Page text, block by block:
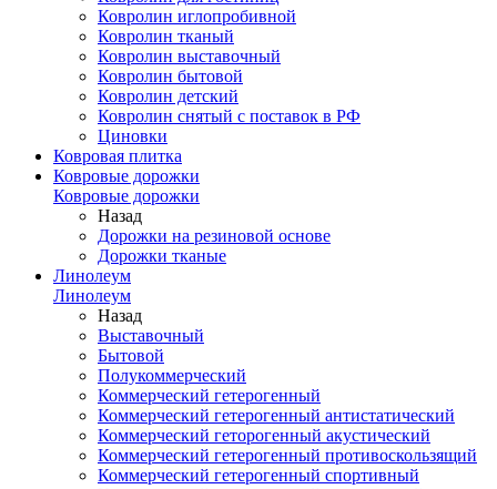
Ковролин иглопробивной
Ковролин тканый
Ковролин выставочный
Ковролин бытовой
Ковролин детский
Ковролин снятый с поставок в РФ
Циновки
Ковровая плитка
Ковровые дорожки
Ковровые дорожки
Назад
Дорожки на резиновой основе
Дорожки тканые
Линолеум
Линолеум
Назад
Выставочный
Бытовой
Полукоммерческий
Коммерческий гетерогенный
Коммерческий гетерогенный антистатический
Коммерческий геторогенный акустический
Коммерческий гетерогенный противоскользящий
Коммерческий гетерогенный спортивный